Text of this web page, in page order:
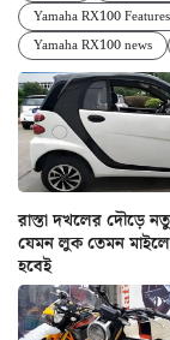
Yamaha RX100 Features
Yamaha RX100 news
রাস্তা দখলের দৌড়ে
যেমন লুক তেমন
হবেই